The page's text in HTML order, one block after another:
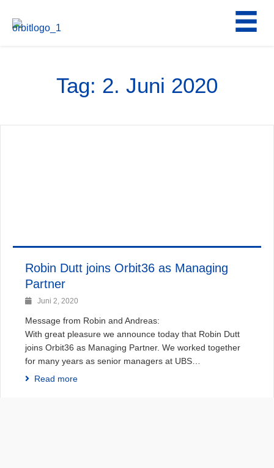
Inhalt
Tag: 2. Juni 2020
Robin Dutt joins Orbit36 as Managing
Partner
Juni 2, 2020
Message from Robin and Andreas:
With great pleasure we announce today that Robin Dutt
joins Orbit36 as Managing Partner. We worked together
for many years as senior managers at UBS…
Read more